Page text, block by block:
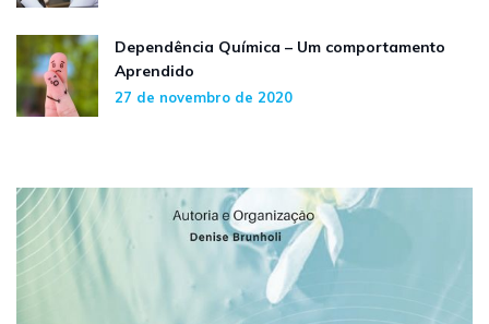
Dependência Química – Um comportamento
Aprendido
27 de novembro de 2020